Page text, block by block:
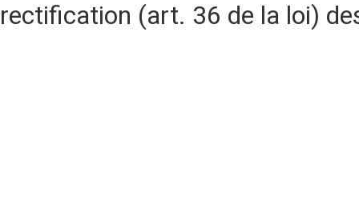
rectification (art. 36 de la loi)